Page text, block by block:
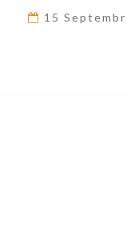
15